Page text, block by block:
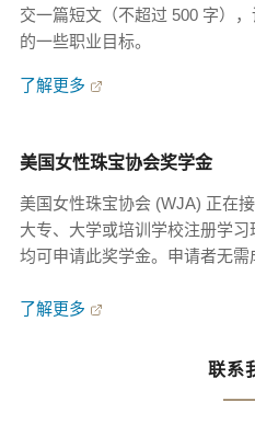
交一篇短文（不超过 500 字）
的一些职业目标。
了解更多
美国女性珠宝协会奖学金
美国女性珠宝协会 (WJA) 正在
大专、大学或培训学校注册学习
均可申请此奖学金。申请者无需
了解更多
联系